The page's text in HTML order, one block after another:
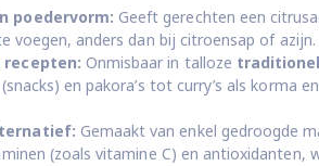
poedervorm: Geeft gerechten een
voegen, anders dan bij citroensap of azijn.
recepten: Onmisbaar in talloze
en pakora’s tot curry’s als korma
Gemaakt van enkel gedroogde
(zoals vitamine C) en antioxidanten,